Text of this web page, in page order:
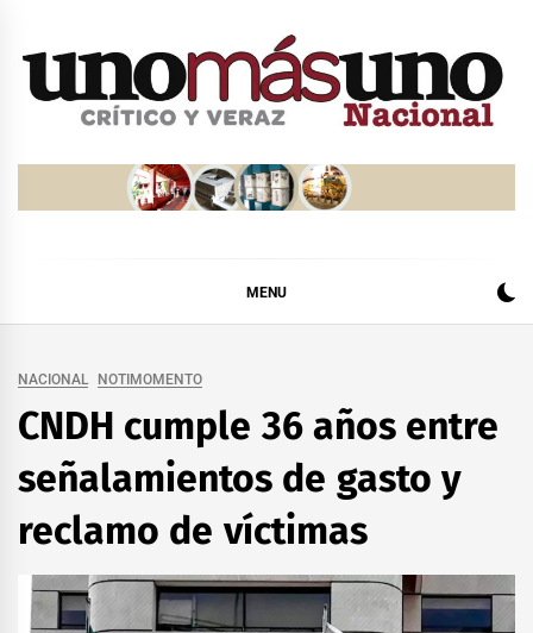
MENU
NACIONAL NOTIMOMENTO
CNDH cumple 36 años entre
señalamientos de gasto y
reclamo de víctimas